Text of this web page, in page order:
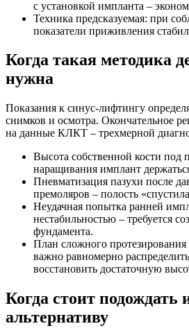
с установкой импланта –
Техника предсказуемая: при
показатели приживления
Когда такая методика
нужна
Показания к синус-лифтингу
снимков и осмотра. Окончательное
на данные КЛКТ – трехмерной
Высота собственной кости под
наращивания имплант
Пневматизация пазухи после
премоляров – полость
Неудачная попытка ранней
нестабильностью – требуется
фундамента.
План сложного
важно равномерно
восстановить достаточную
Когда стоит подождать
альтернативу